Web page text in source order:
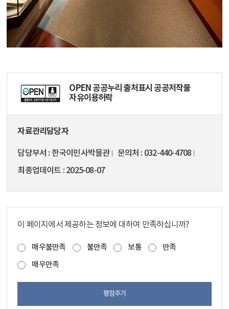
OPEN 공공누리 출처표시 공공저작물
자유이용허락
자료관리담당자
담당부서 한국이민사박물관 문의처
032-440-4708
최종업데이트
2025-08-07
이 페이지에서 제공하는 정보에 대하여 만족하십니까?
매우불만족 불만족 보통
만족
매우만족
평점주기